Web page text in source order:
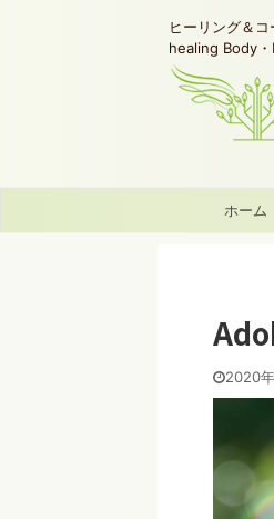
ヒーリング＆
healing Body・
ホーム
2020